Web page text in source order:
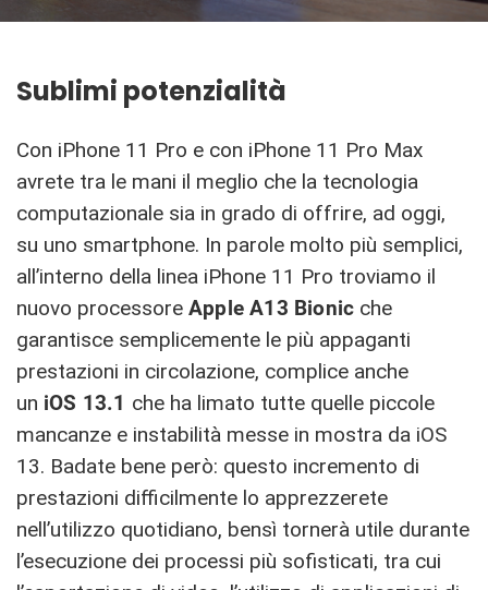
Sublimi potenzialità
Con iPhone 11 Pro e con iPhone 11 Pro Max
avrete tra le mani il meglio che la tecnologia
computazionale sia in grado di offrire, ad oggi,
su uno smartphone. In parole molto più semplici,
all’interno della linea iPhone 11 Pro troviamo il
nuovo processore Apple A13 Bionic che
garantisce semplicemente le più appaganti
prestazioni in circolazione, complice anche
un iOS 13.1 che ha limato tutte quelle piccole
mancanze e instabilità messe in mostra da iOS
13. Badate bene però: questo incremento di
prestazioni difficilmente lo apprezzerete
nell’utilizzo quotidiano, bensì tornerà utile durante
l’esecuzione dei processi più sofisticati, tra cui